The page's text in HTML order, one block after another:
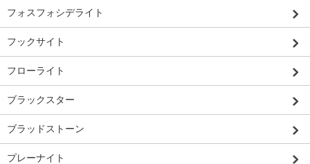
フォスフォシデライト
フックサイト
フローライト
ブラックスター
ブラッドストーン
プレーナイト